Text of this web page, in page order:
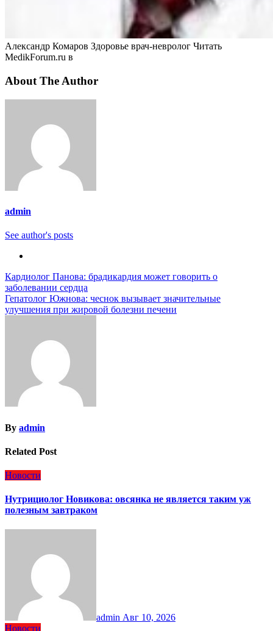
Александр Комаров Здоровье врач-невролог Читать
MedikForum.ru в
About The Author
admin
See author's posts
Навигация
по
записям
Кардиолог Панова: брадикардия может говорить о
заболевании сердца
Гепатолог Южнова: чеснок вызывает значительные
улучшения при жировой болезни печени
By admin
Related Post
Новости
Нутрициолог Новикова: овсянка не является таким уж
полезным завтраком
admin Авг 10, 2026
Новости